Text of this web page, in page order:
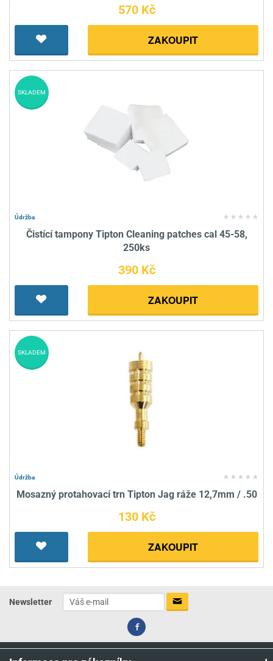
570 Kč
ZAKOUPIT
Údržba
Čistící tampony Tipton Cleaning patches cal 45-58,
250ks
390 Kč
ZAKOUPIT
SKLADEM
Údržba
Mosazný protahovací trn Tipton Jag ráže 12,7mm / .50
130 Kč
ZAKOUPIT
SKLADEM
Newsletter